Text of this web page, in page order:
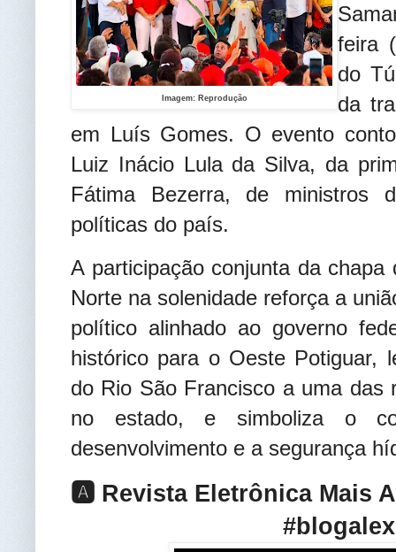
Imagem: Reprodução
feira
do
da
em Luís Gomes. O evento
Luiz Inácio Lula da Silva, da
Fátima Bezerra, de ministros
políticas do país.
A participação conjunta da
Norte na solenidade reforça a
político alinhado ao governo
histórico para o Oeste Potiguar,
do Rio São Francisco a uma das
no estado, e simboliza o
desenvolvimento e a segurança
🅰️ Revista Eletrônica Mais